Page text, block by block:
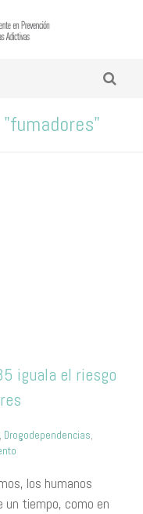
iguala el riesgo
, Drogodependencias,
los humanos
un tiempo, como en